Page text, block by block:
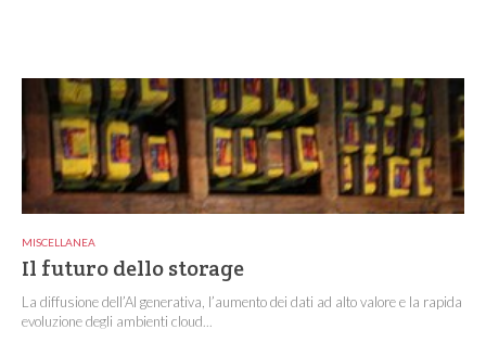
MISCELLANEA
Il futuro dello storage
La diffusione dell’AI generativa, l’aumento dei dati ad alto valore e la rapida
evoluzione degli ambienti cloud...